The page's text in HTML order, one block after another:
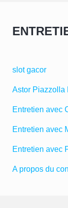
slot gacor
Astor Piazzolla
Entretien avec
Entretien avec
Entretien avec
A propos du